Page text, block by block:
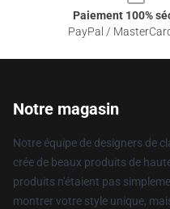
Paiement 100%
PayPal /
Notre magasin
Notre équipe de designers de
crée de beaux produits de
produits n'étaient pas
montrer votre style unique,